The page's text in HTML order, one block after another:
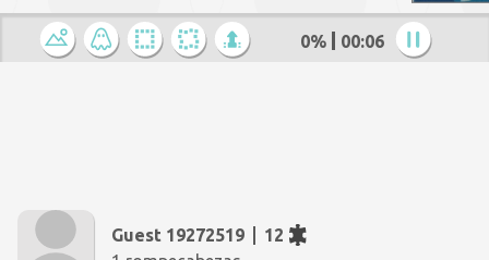
0% 00:07
Guest 19272519
12